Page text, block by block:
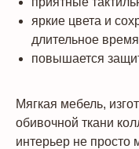
яркие цвета и
длительное
повышается
Мягкая мебель,
обивочной ткани
интерьер не